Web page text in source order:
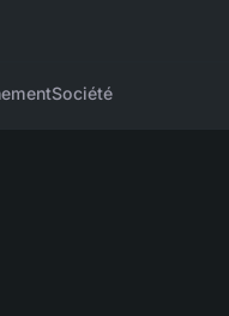
Société